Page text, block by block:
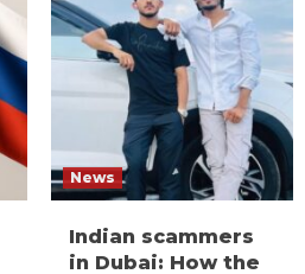
News
Indian scammers
in Dubai: How the